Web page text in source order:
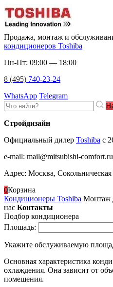
Продажа, монтаж и
кондиционеров Toshiba
Пн-Пт: 09:00 — 18:00
8 (495) 740-23-24
WhatsApp Telegram
Стройдизайн
Официальный дилер Toshiba c
e-mail: mail@mitsubishi-comfort.ru
Адрес: Москва,
0Корзина
Кондиционеры Toshiba Монтаж
нас Контакты
Подбор кондиционера
Площадь:
Укажите обслуживаемую
Основная характеристика
охлаждения. Она зависит от
помещения.